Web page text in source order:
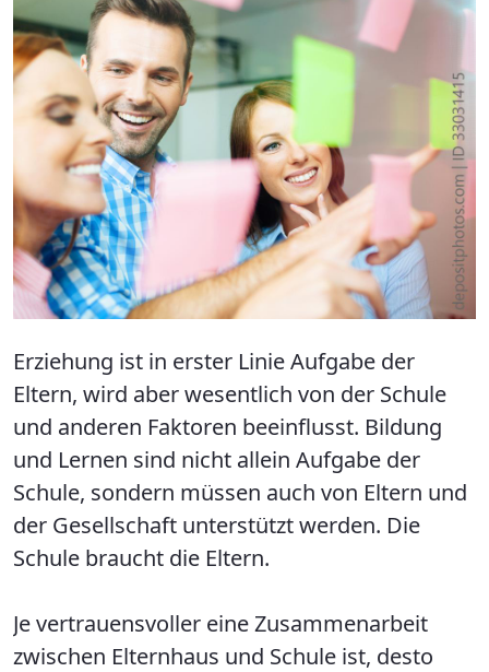
Erziehung ist in erster Linie Aufgabe der
Eltern, wird aber wesentlich von der Schule
und anderen Faktoren beeinflusst. Bildung
und Lernen sind nicht allein Aufgabe der
Schule, sondern müssen auch von Eltern und
der Gesellschaft unterstützt werden. Die
Schule braucht die Eltern.
Je vertrauensvoller eine Zusammenarbeit
zwischen Elternhaus und Schule ist, desto